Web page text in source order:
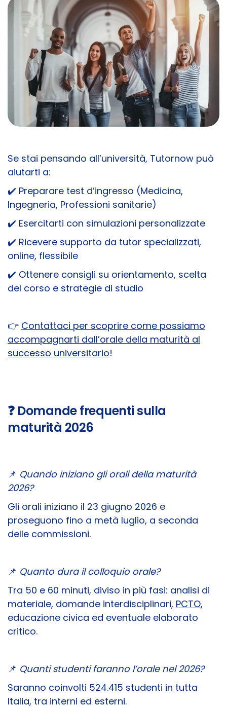
Se stai pensando all’università, Tutornow può
aiutarti a:
✔️ Preparare test d’ingresso (Medicina,
Ingegneria, Professioni sanitarie)
✔️ Esercitarti con simulazioni personalizzate
✔️ Ricevere supporto da tutor specializzati,
online, flessibile
✔️ Ottenere consigli su orientamento, scelta
del corso e strategie di studio
👉 Contattaci per scoprire come possiamo
accompagnarti dall’orale della maturità al
successo universitario!
❓ Domande frequenti sulla
maturità 2026
📌 Quando iniziano gli orali della maturità
2026?
Gli orali iniziano il 23 giugno 2026 e
proseguono fino a metà luglio, a seconda
delle commissioni.
📌 Quanto dura il colloquio orale?
Tra 50 e 60 minuti, diviso in più fasi: analisi di
materiale, domande interdisciplinari, PCTO,
educazione civica ed eventuale elaborato
critico.
📌 Quanti studenti faranno l’orale nel 2026?
Saranno coinvolti 524.415 studenti in tutta
Italia, tra interni ed esterni.